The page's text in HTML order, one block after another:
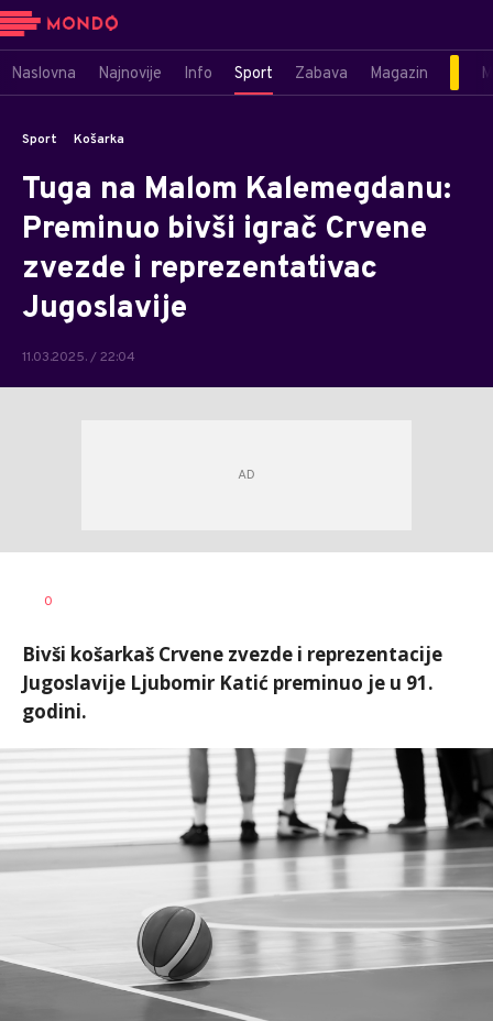
Naslovna Najnovije Info Sport Zabava Magazin
Sport Košarka
Tuga na Malom Kalemegdanu:
Preminuo bivši igrač Crvene
zvezde i reprezentativac
Jugoslavije
11.03.2025. / 22:04
AUTOR
0
Bivši košarkaš Crvene zvezde i reprezentacije
Jugoslavije Ljubomir Katić preminuo je u 91.
godini.